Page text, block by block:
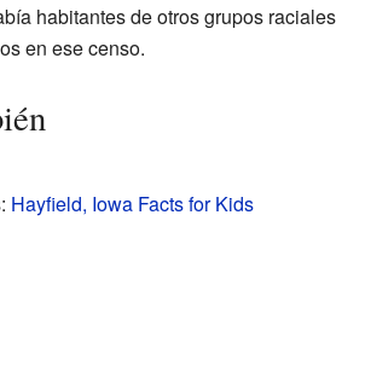
habitantes de otros grupos raciales
en ese censo.
Hayfield, Iowa Facts for Kids